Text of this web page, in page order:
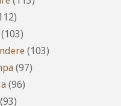
(103)
(103)
(97)
(96)
(93)